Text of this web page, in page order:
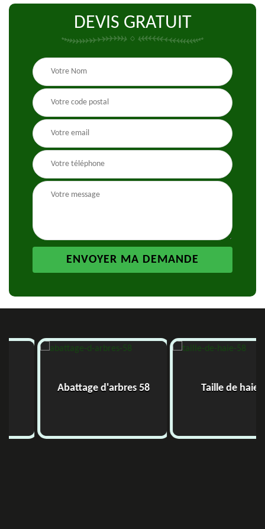
DEVIS GRATUIT
Taille de haie 58 Etêtage